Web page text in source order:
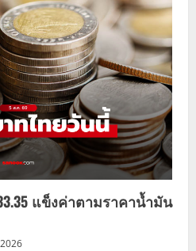
แข็งค่าตามราคาน้ำมัน